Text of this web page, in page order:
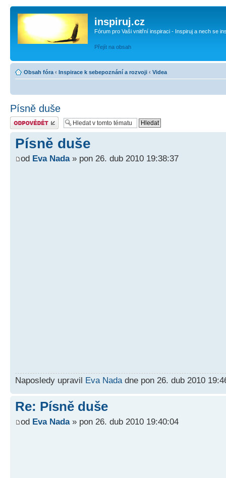
inspiruj.cz
Fórum pro Vaši vnitřní inspiraci - Inspiruj a nech se
Přejít na obsah
Obsah fóra ‹ Inspirace k sebepoznání a rozvoji ‹ Videa
Písně duše
Odeslat odpověď
Písně duše
od Eva Nada» pon 26. dub 2010 19:38:37
Naposledy upravil Eva Nadadne pon 26. dub 2010
Re: Písně duše
od Eva Nada» pon 26. dub 2010 19:40:04